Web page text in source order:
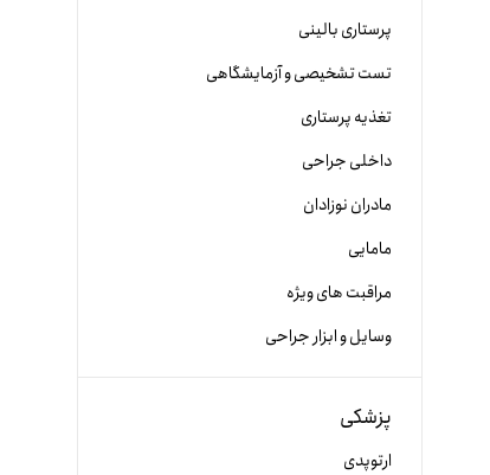
پرستاری بالینی
تست تشخیصی و آزمایشگاهی
تغذیه پرستاری
داخلی جراحی
مادران نوزادان
مامایی
مراقبت های ویژه
وسایل و ابزار جراحی
پزشکی
ارتوپدی